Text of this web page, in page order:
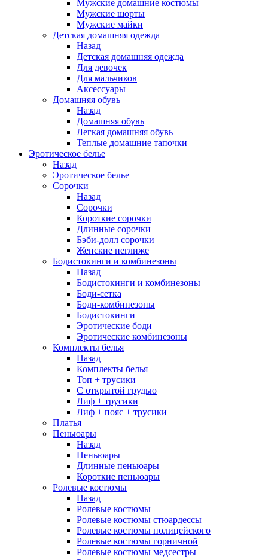
Мужские домашние костюмы
Мужские шорты
Мужские майки
Детская домашняя одежда
Назад
Детская домашняя одежда
Для девочек
Для мальчиков
Аксессуары
Домашняя обувь
Назад
Домашняя обувь
Легкая домашняя обувь
Теплые домашние тапочки
Эротическое белье
Назад
Эротическое белье
Сорочки
Назад
Сорочки
Короткие сорочки
Длинные сорочки
Бэби-долл сорочки
Женские неглиже
Бодистокинги и комбинезоны
Назад
Бодистокинги и комбинезоны
Боди-сетка
Боди-комбинезоны
Бодистокинги
Эротические боди
Эротические комбинезоны
Комплекты белья
Назад
Комплекты белья
Топ + трусики
С открытой грудью
Лиф + трусики
Лиф + пояс + трусики
Платья
Пеньюары
Назад
Пеньюары
Длинные пеньюары
Короткие пеньюары
Ролевые костюмы
Назад
Ролевые костюмы
Ролевые костюмы стюардессы
Ролевые костюмы полицейского
Ролевые костюмы горничной
Ролевые костюмы медсестры